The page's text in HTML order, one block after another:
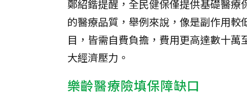
鄭紹鍇提醒，全民健保僅提供基礎醫
的醫療品質，舉例來說，像是副作用
目，皆需自費負擔，費用更高達數十
大經濟壓力。
樂齡醫療險填保障缺口